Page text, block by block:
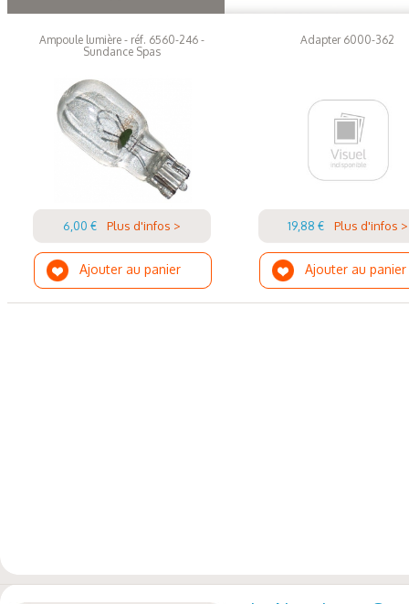
Ampoule lumière - réf. 6560-246 -
Sundance Spas
6,00 € Plus d'infos >
Ajouter au panier
Adapter 6000-362
19,88 € Plus d'infos >
Ajouter au panier